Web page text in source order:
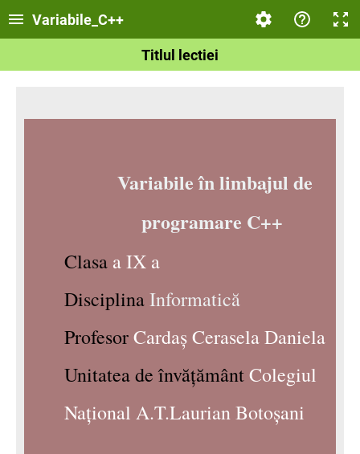
Variabile_C++
Titlul lectiei
Variabile în limbajul de
programare C++
Clasa a IX a
DisciplinaInformatică
ProfesorCardaș Cerasela Daniela
Unitatea de învățământColegiul
Național A.T.Laurian Botoșani